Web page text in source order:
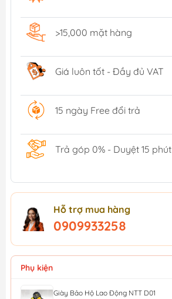
>15,000 mặt hàng
Giá luôn tốt - Đầy đủ VAT
15 ngày Free đổi trả
Trả góp 0% - Duyệt 15 phút
Hỗ trợ mua hàng
0909933258
Phụ kiện
Giày Bảo Hộ Lao Động NTT D01